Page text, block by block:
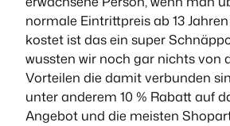
normale Eintrittpreis ab 13
kostet ist das ein super
wussten wir noch gar nichts von
Vorteilen die damit verbunden
unter anderem 10 % Rabatt auf
Angebot und die meisten